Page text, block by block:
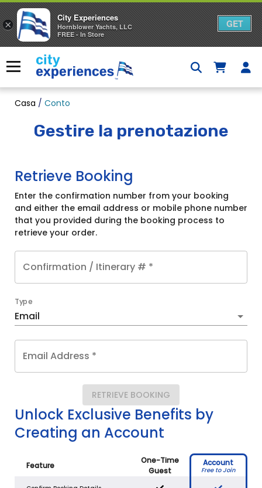
contenuto
Menu
Casa / Conto
Gestire la prenotazione
×
City Experiences
Hornblower Yachts, LLC
FREE - In Store
GET